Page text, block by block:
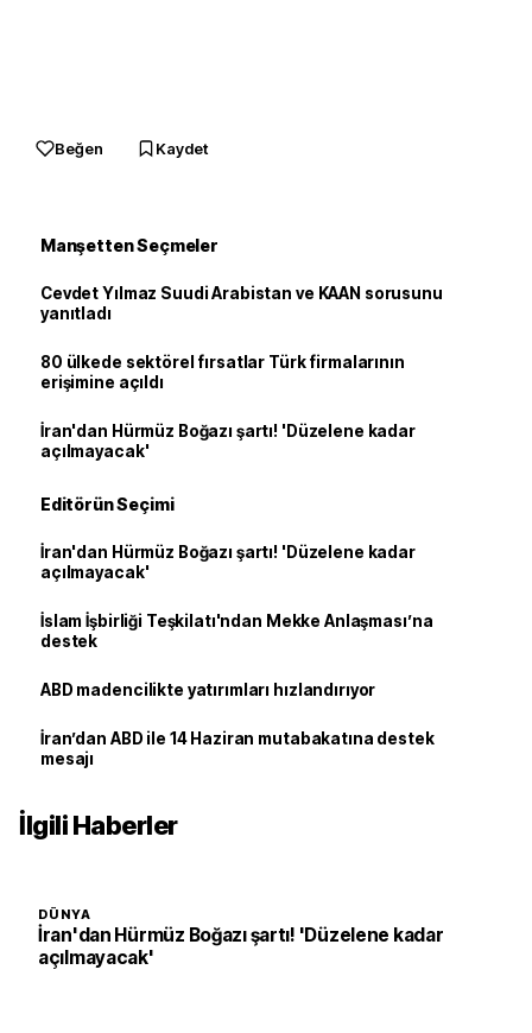
Beğen Kaydet
Manşetten Seçmeler
Cevdet Yılmaz Suudi Arabistan ve KAAN sorusunu
yanıtladı
80 ülkede sektörel fırsatlar Türk firmalarının
erişimine açıldı
İran'dan Hürmüz Boğazı şartı! 'Düzelene kadar
açılmayacak'
Editörün Seçimi
İran'dan Hürmüz Boğazı şartı! 'Düzelene kadar
açılmayacak'
İslam İşbirliği Teşkilatı'ndan Mekke Anlaşması’na
destek
ABD madencilikte yatırımları hızlandırıyor
İran’dan ABD ile 14 Haziran mutabakatına destek
mesajı
İlgili Haberler
DÜNYA
İran'dan Hürmüz Boğazı şartı! 'Düzelene kadar
açılmayacak'